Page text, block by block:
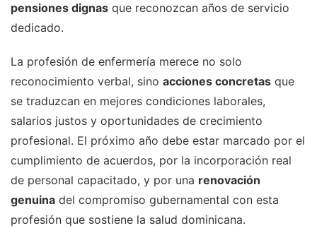
pensiones dignas que reconozcan años de servicio
dedicado.
La profesión de enfermería merece no solo
reconocimiento verbal, sino acciones concretas que
se traduzcan en mejores condiciones laborales,
salarios justos y oportunidades de crecimiento
profesional. El próximo año debe estar marcado por el
cumplimiento de acuerdos, por la incorporación real
de personal capacitado, y por una renovación
genuina del compromiso gubernamental con esta
profesión que sostiene la salud dominicana.